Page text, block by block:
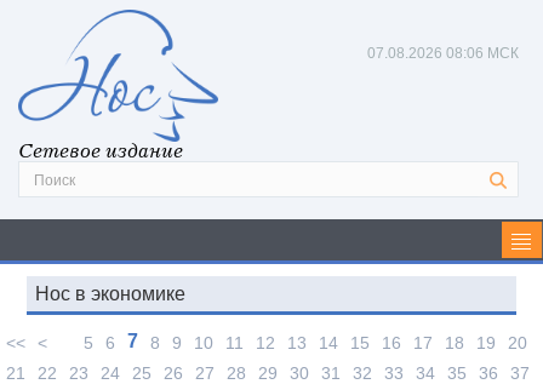
Сетевое издание
07.08.2026 08:06 МСК
Нос в экономике
<< < 5 6 7 8 9 10 11 12 13 14 15 16 17 18 19
20
21
22 23 24 25 26 27 28 29 30 31 32 33 34 35 36
37